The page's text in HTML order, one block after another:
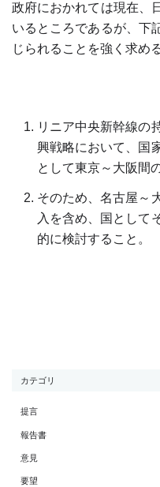
政府におかれては現在、
いるところであるが、下
じられることを強く求める
リニア中央新幹線の
興戦略において、国
として東京～大阪間
そのため、名古屋～
入を含め、国として
的に検討すること。
カテゴリ
提言
報告書
意見
要望